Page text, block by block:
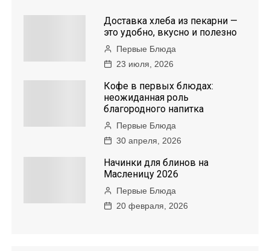
Доставка хлеба из пекарни —
это удобно, вкусно и полезно
Первые Блюда
23 июля, 2026
Кофе в первых блюдах:
неожиданная роль
благородного напитка
Первые Блюда
30 апреля, 2026
Начинки для блинов на
Масленицу 2026
Первые Блюда
20 февраля, 2026